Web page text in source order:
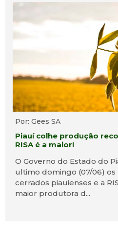
Por: Gees SA
Piauí colhe produção
RISA é a maior!
O Governo do Estado do
ultimo domingo (07/06)
cerrados piauienses e a
maior produtora d...